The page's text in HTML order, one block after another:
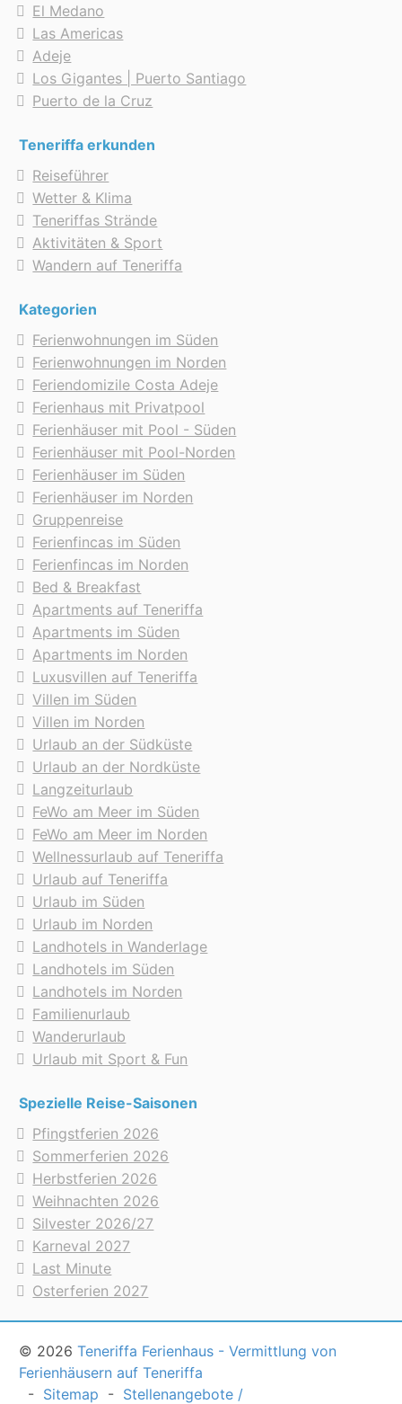
El Medano
Las Americas
Adeje
Los Gigantes | Puerto Santiago
Puerto de la Cruz
Teneriffa erkunden
Reiseführer
Wetter & Klima
Teneriffas Strände
Aktivitäten & Sport
Wandern auf Teneriffa
Kategorien
Ferienwohnungen im Süden
Ferienwohnungen im Norden
Feriendomizile Costa Adeje
Ferienhaus mit Privatpool
Ferienhäuser mit Pool - Süden
Ferienhäuser mit Pool-Norden
Ferienhäuser im Süden
Ferienhäuser im Norden
Gruppenreise
Ferienfincas im Süden
Ferienfincas im Norden
Bed & Breakfast
Apartments auf Teneriffa
Apartments im Süden
Apartments im Norden
Luxusvillen auf Teneriffa
Villen im Süden
Villen im Norden
Urlaub an der Südküste
Urlaub an der Nordküste
Langzeiturlaub
FeWo am Meer im Süden
FeWo am Meer im Norden
Wellnessurlaub auf Teneriffa
Urlaub auf Teneriffa
Urlaub im Süden
Urlaub im Norden
Landhotels in Wanderlage
Landhotels im Süden
Landhotels im Norden
Familienurlaub
Wanderurlaub
Urlaub mit Sport & Fun
Spezielle Reise-Saisonen
Pfingstferien 2026
Sommerferien 2026
Herbstferien 2026
Weihnachten 2026
Silvester 2026/27
Karneval 2027
Last Minute
Osterferien 2027
© 2026Teneriffa Ferienhaus - Vermittlung von
Ferienhäusern auf Teneriffa
- Sitemap - Stellenangebote /